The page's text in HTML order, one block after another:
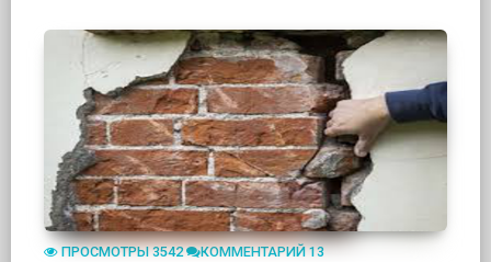
ПРОСМОТРЫ 3542 КОММЕНТАРИЙ 13